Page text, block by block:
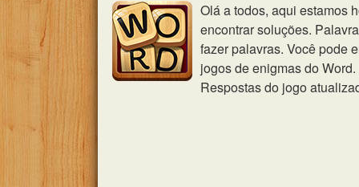
Olá a todos, aqui estamos
encontrar soluções.
fazer palavras. Você pode
jogos de enigmas do
Respostas do jogo